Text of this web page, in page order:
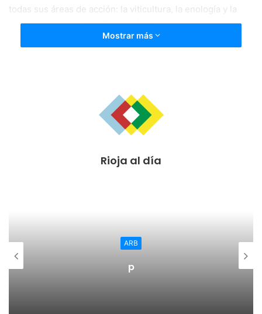
todas sus áreas de acción: la viticultura, la enología y la
comercialización”, ha afirmado Hita
agroalimentario de proximidad y de la despensa local
como punto de partida de la cadena de valor alimentaria,
en una edición del congreso que impulsa la cocina del
Mostrar más
Rioja al día
ARB
p